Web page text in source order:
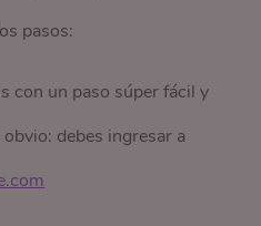
pasos:
con un paso súper fácil y
debes ingresar a